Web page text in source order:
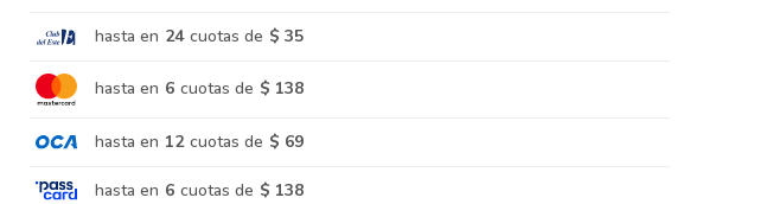
hasta en 24 cuotas de $ 35
hasta en 6 cuotas de $ 138
hasta en 12 cuotas de $ 69
hasta en 6 cuotas de $ 138